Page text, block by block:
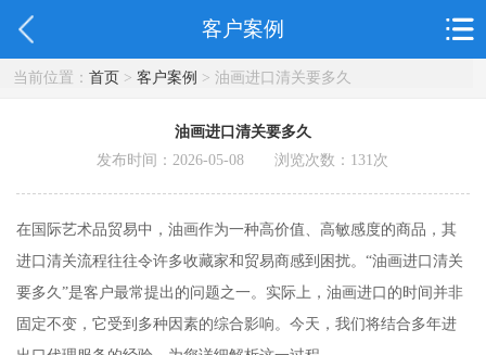
客户案例
当前位置： 首页> 客户案例 > 油画进口清关要多久
油画进口清关要多久
发布时间：2026-05-08 浏览次数： 131次
在国际艺术品贸易中，油画作为一种高价值、高敏感度的商品，其
进口清关流程往往令许多收藏家和贸易商感到困扰。“油画进口清关
要多久”是客户最常提出的问题之一。实际上，油画进口的时间并非
固定不变，它受到多种因素的综合影响。今天，我们将结合多年进